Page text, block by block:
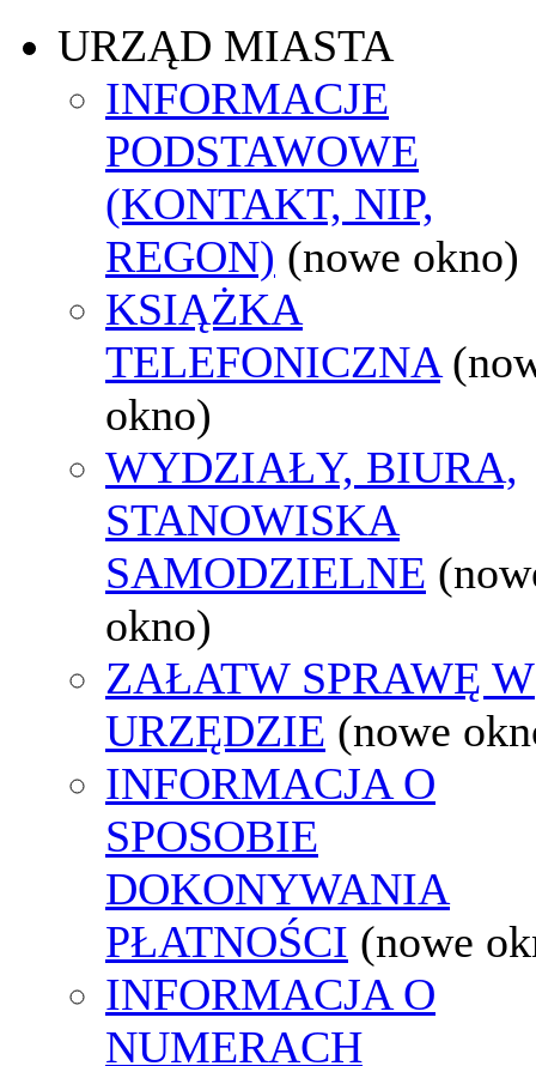
URZĄD MIASTA
INFORMACJE
PODSTAWOWE
(KONTAKT, NIP,
REGON) (nowe okno)
KSIĄŻKA
TELEFONICZNA
okno)
WYDZIAŁY, BIURA,
STANOWISKA
SAMODZIELNE
okno)
ZAŁATW SPRAWĘ W
URZĘDZIE (nowe
INFORMACJA O
SPOSOBIE
DOKONYWANIA
PŁATNOŚCI (nowe
INFORMACJA O
NUMERACH